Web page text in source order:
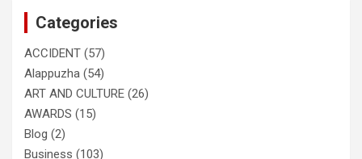
Categories
ACCIDENT (57)
Alappuzha (54)
ART AND CULTURE (26)
AWARDS (15)
Blog (2)
Business (103)